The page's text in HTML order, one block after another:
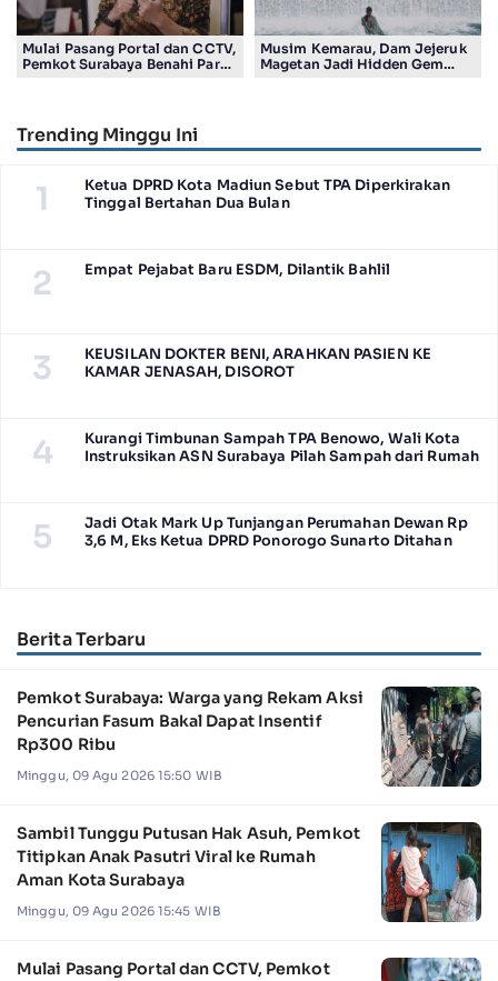
Mulai Pasang Portal dan CCTV,
Pemkot Surabaya Benahi Parkir
Musim Kemarau, Dam Jejeruk
Magetan Jadi Hidden Gem
Trending Minggu Ini
1
Ketua DPRD Kota Madiun Sebut TPA Diperkirakan
Tinggal Bertahan Dua Bulan
2 Empat Pejabat Baru ESDM, Dilantik Bahlil
3
KEUSILAN DOKTER BENI, ARAHKAN PASIEN KE
KAMAR JENASAH, DISOROT
4
Kurangi Timbunan Sampah TPA Benowo, Wali Kota
Instruksikan ASN Surabaya Pilah Sampah dari Rumah
5
Jadi Otak Mark Up Tunjangan Perumahan Dewan Rp
3,6 M, Eks Ketua DPRD Ponorogo Sunarto Ditahan
Berita Terbaru
Pemkot Surabaya: Warga yang Rekam Aksi
Pencurian Fasum Bakal Dapat Insentif
Rp300 Ribu
Minggu, 09 Agu 2026 15:50 WIB
Sambil Tunggu Putusan Hak Asuh, Pemkot
Titipkan Anak Pasutri Viral ke Rumah
Aman Kota Surabaya
Minggu, 09 Agu 2026 15:45 WIB
Mulai Pasang Portal dan CCTV, Pemkot